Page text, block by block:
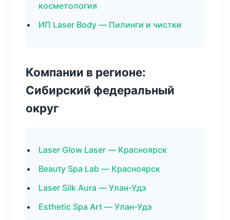
косметология
ИП Laser Body — Пилинги и чистки
Компании в регионе:
Сибирский федеральный
округ
Laser Glow Laser — Красноярск
Beauty Spa Lab — Красноярск
Laser Silk Aura — Улан-Удэ
Esthetic Spa Art — Улан-Удэ